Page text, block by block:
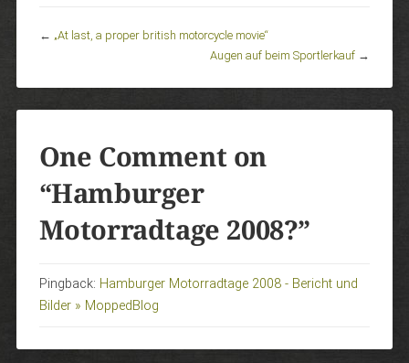
← „At last, a proper british motorcycle movie“
Augen auf beim Sportlerkauf →
One Comment on
“Hamburger
Motorradtage 2008?”
Pingback: Hamburger Motorradtage 2008 - Bericht und
Bilder » MoppedBlog